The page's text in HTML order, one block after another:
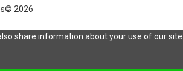
2026
share information about your use of our